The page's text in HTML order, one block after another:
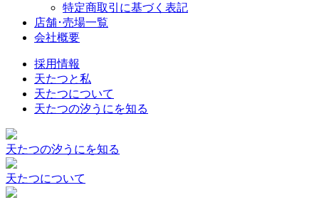
特定商取引に基づく表記
店舗･売場一覧
会社概要
採用情報
天たつと私
天たつについて
天たつの汐うにを知る
天たつの汐うにを知る
天たつについて